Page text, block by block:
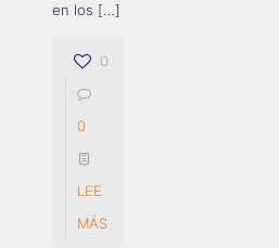
en los […]
0
0
LEE
MÁS